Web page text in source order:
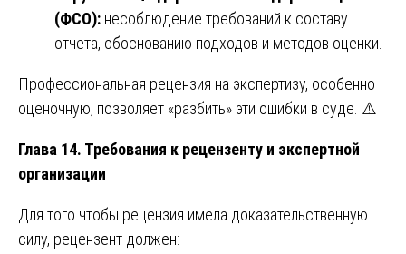
(ФСО): несоблюдение требований к составу
отчета, обоснованию подходов и методов оценки.
Профессиональная рецензия на экспертизу, особенно
оценочную, позволяет «разбить» эти ошибки в суде. ⚠️
Глава 14. Требования к рецензенту и экспертной
организации
Для того чтобы рецензия имела доказательственную
силу, рецензент должен: